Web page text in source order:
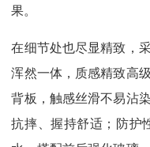
果。
在细节处也尽显精致，
浑然一体，质感精致高
背板，触感丝滑不易沾
抗摔、握持舒适；防护